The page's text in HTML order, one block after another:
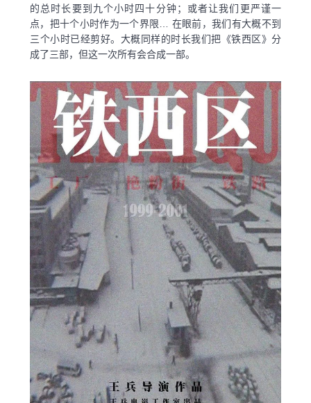
的总时长要到九个小时四十分钟；或者让我们更严谨一
点，把十个小时作为一个界限… 在眼前，我们有大概不到
三个小时已经剪好。大概同样的时长我们把《铁西区》分
成了三部，但这一次所有会合成一部。